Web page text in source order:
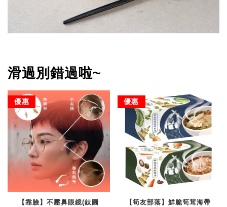
滑過別錯過啦~
優惠
【靠臉】不壓鼻眼鏡(鈦圓
優惠
【筍友部落】鮮脆筍茸海帶